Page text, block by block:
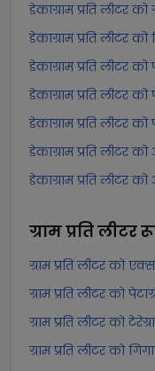
डेकाग्राम प्रति लीटर
डेकाग्राम प्रति लीटर
डेकाग्राम प्रति लीटर
डेकाग्राम प्रति लीटर
डेकाग्राम प्रति लीटर
डेकाग्राम प्रति लीटर
डेकाग्राम प्रति लीटर
ग्राम प्रति लीटर
ग्राम प्रति लीटर को
ग्राम प्रति लीटर को
ग्राम प्रति लीटर को
ग्राम प्रति लीटर को